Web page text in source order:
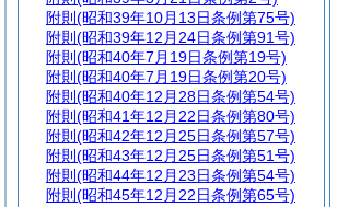
附則 (昭和39年10月13日条例第75号)
附則 (昭和39年12月24日条例第91号)
附則 (昭和40年7月19日条例第19号)
附則 (昭和40年7月19日条例第20号)
附則 (昭和40年12月28日条例第54号)
附則 (昭和41年12月22日条例第80号)
附則 (昭和42年12月25日条例第57号)
附則 (昭和43年12月25日条例第51号)
附則 (昭和44年12月23日条例第54号)
附則 (昭和45年12月22日条例第65号)